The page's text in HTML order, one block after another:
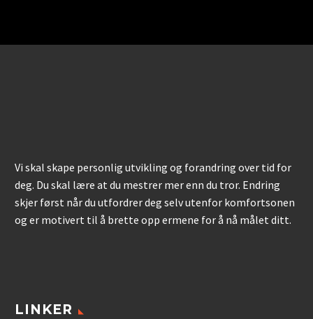
Vi skal skape personlig utvikling og forandring over tid for
deg. Du skal lære at du mestrer mer enn du tror. Endring
skjer først når du utfordrer deg selv utenfor komfortsonen
og er motivert til å brette opp ermene for å nå målet ditt.
LINKER